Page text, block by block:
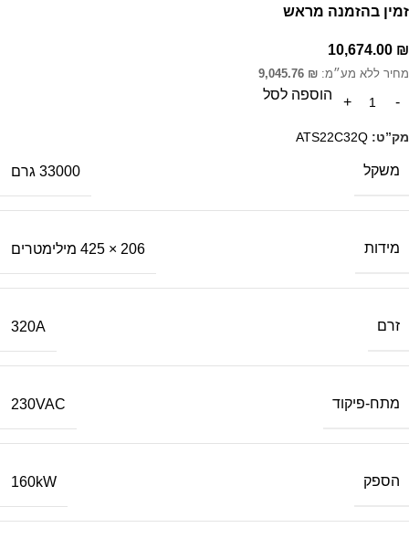
זמין בהזמנה מראש
10,674.00 ₪
מחיר ללא מע״מ: 9,045.76 ₪
הוספה לסל
מק”ט: ATS22C32Q
משקל 33000 גרם
מידות 206 × 425 מילימטרים
זרם 320A
מתח-פיקוד 230VAC
הספק 160kW